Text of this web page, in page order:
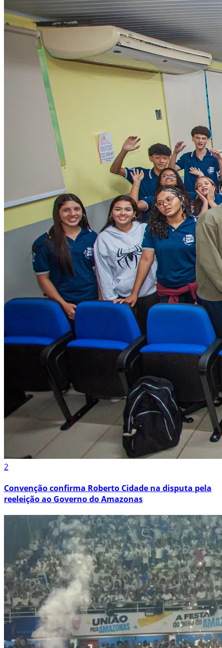
2
Convenção confirma Roberto Cidade na disputa pela
reeleição ao Governo do Amazonas